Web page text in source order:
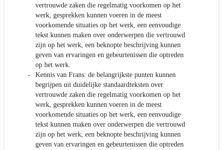
vertrouwde zaken die regelmatig voorkomen op het
werk, gesprekken kunnen voeren in de meest
voorkomende situaties op het werk, een eenvoudige
tekst kunnen maken over onderwerpen die vertrouwd
zijn op het werk, een beknopte beschrijving kunnen
geven van ervaringen en gebeurtenissen die optreden
op het werk.
Kennis van Frans: de belangrijkste punten kunnen
begrijpen uit duidelijke standaardteksten over
vertrouwde zaken die regelmatig voorkomen op het
werk, gesprekken kunnen voeren in de meest
voorkomende situaties op het werk, een eenvoudige
tekst kunnen maken over onderwerpen die vertrouwd
zijn op het werk, een beknopte beschrijving kunnen
geven van ervaringen en gebeurtenissen die optreden